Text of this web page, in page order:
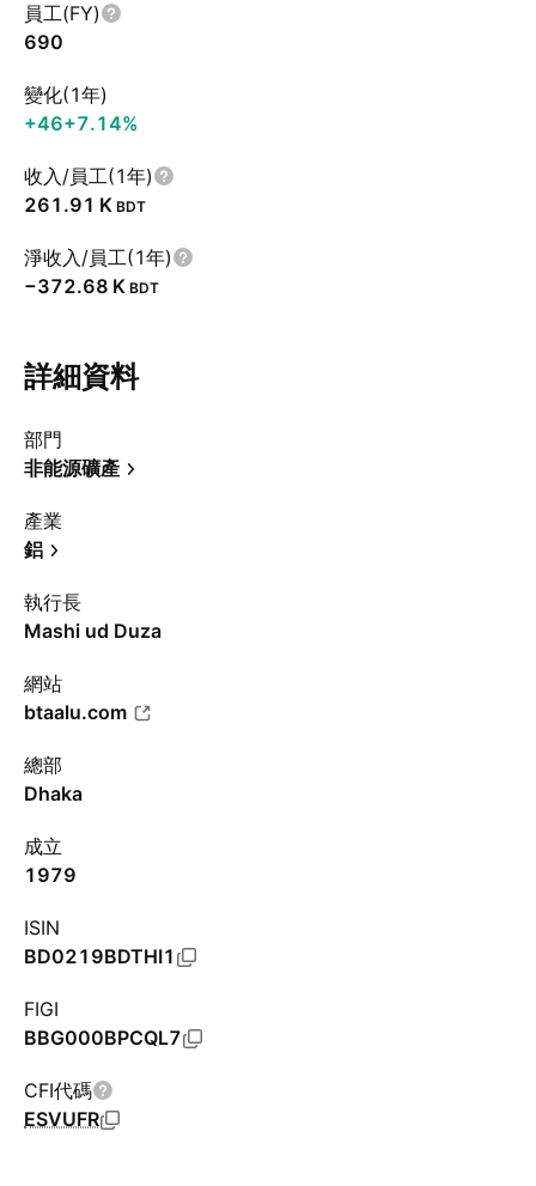
員工(FY)
690
變化(1年)
+46+7.14%
收入/員工(1年)
‪261.91 K‬ BDT
淨收入/員工(1年)
‪−372.68 K‬ BDT
詳細資料
部門
非能源礦產
產業
鋁
執行長
Mashi ud Duza
網站
btaalu.com
總部
Dhaka
成立
1979
ISIN
BD0219BDTHI1
FIGI
BBG000BPCQL7
CFI代碼
ESVUFR